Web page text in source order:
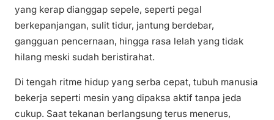
yang kerap dianggap sepele, seperti pegal
berkepanjangan, sulit tidur, jantung berdebar,
gangguan pencernaan, hingga rasa lelah yang tidak
hilang meski sudah beristirahat.
Di tengah ritme hidup yang serba cepat, tubuh manusia
bekerja seperti mesin yang dipaksa aktif tanpa jeda
cukup. Saat tekanan berlangsung terus menerus,